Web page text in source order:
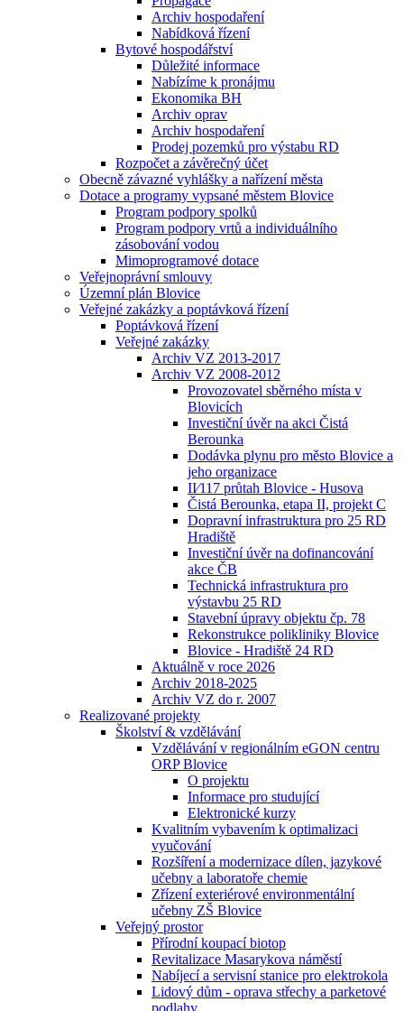
Archiv hospodaření
Nabídková řízení
Bytové hospodářství
Důležité informace
Nabízíme k pronájmu
Ekonomika BH
Archiv oprav
Archiv hospodaření
Prodej pozemků pro výstabu RD
Rozpočet a závěrečný účet
Obecně závazné vyhlášky a nařízení města
Dotace a programy vypsané městem Blovice
Program podpory spolků
Program podpory vrtů a individuálního
zásobování vodou
Mimoprogramové dotace
Veřejnoprávní smlouvy
Územní plán Blovice
Veřejné zakázky a poptávková řízení
Poptávková řízení
Veřejné zakázky
Archiv VZ 2013-2017
Archiv VZ 2008-2012
Provozovatel sběrného místa v
Blovicích
Investiční úvěr na akci Čistá
Berounka
Dodávka plynu pro město Blovice a
jeho organizace
II⁄117 průtah Blovice - Husova
Čistá Berounka, etapa II, projekt C
Dopravní infrastruktura pro 25 RD
Hradiště
Investiční úvěr na dofinancování
akce ČB
Technická infrastruktura pro
výstavbu 25 RD
Stavební úpravy objektu čp. 78
Rekonstrukce polikliniky Blovice
Blovice - Hradiště 24 RD
Aktuálně v roce 2026
Archiv 2018-2025
Archiv VZ do r. 2007
Realizované projekty
Školství & vzdělávání
Vzdělávání v regionálním eGON centru
ORP Blovice
O projektu
Informace pro studující
Elektronické kurzy
Kvalitním vybavením k optimalizaci
vyučování
Rozšíření a modernizace dílen, jazykové
učebny a laboratoře chemie
Zřízení exteriérové environmentální
učebny ZŠ Blovice
Veřejný prostor
Přírodní koupací biotop
Revitalizace Masarykova náměstí
Nabíjecí a servisní stanice pro elektrokola
Lidový dům - oprava střechy a parketové
podlahy